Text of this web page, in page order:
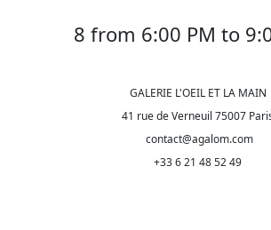
8 from 6:00 PM to
GALERIE L'OEIL ET LA MAIN
41 rue de Verneuil 75007
contact@agalom.com
+33 6 21 48 52 49